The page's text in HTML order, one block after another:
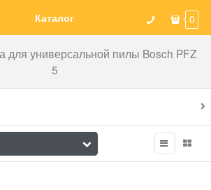
Каталог 0
для универсальной пилы Bosch PFZ
5